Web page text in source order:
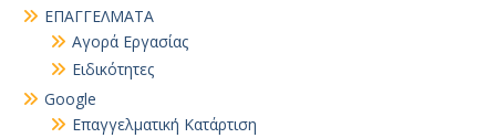
EΠΑΓΓΕΛΜΑΤΑ
Αγορά Εργασίας
Ειδικότητες
Google
Επαγγελματική Κατάρτιση